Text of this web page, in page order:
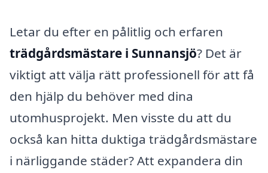
Letar du efter en pålitlig och erfaren
trädgårdsmästare i Sunnansjö? Det är
viktigt att välja rätt professionell för att få
den hjälp du behöver med dina
utomhusprojekt. Men visste du att du
också kan hitta duktiga trädgårdsmästare
i närliggande städer? Att expandera din